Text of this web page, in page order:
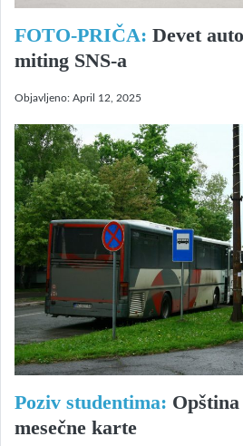
FOTO-PRIČA: Devet
miting SNS-a
Objavljeno: April 12, 2025
Poziv studentima:
mesečne karte